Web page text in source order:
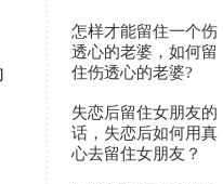
怎样才能留住一个伤
透心的老婆，如何留
住伤透心的老婆?
失恋后留住女朋友的
话，失恋后如何用真
心去留住女朋友？